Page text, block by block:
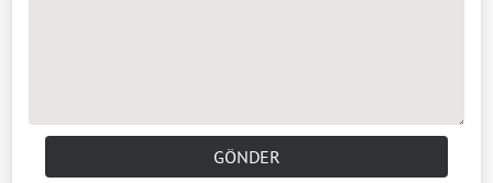
GÖNDER